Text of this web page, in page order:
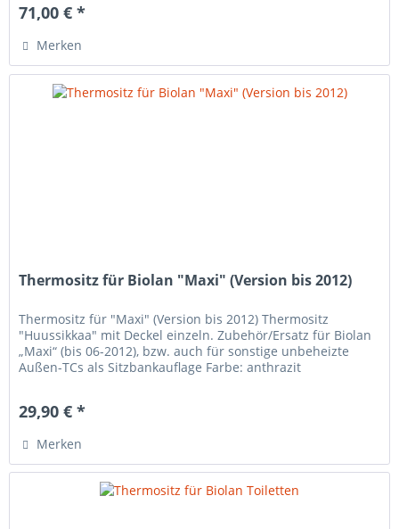
71,00 € *
Merken
Thermositz für Biolan "Maxi" (Version bis 2012)
Thermositz für "Maxi" (Version bis 2012) Thermositz
"Huussikkaa" mit Deckel einzeln. Zubehör/Ersatz für Biolan
„Maxi“ (bis 06-2012), bzw. auch für sonstige unbeheizte
Außen-TCs als Sitzbankauflage Farbe: anthrazit
29,90 € *
Merken